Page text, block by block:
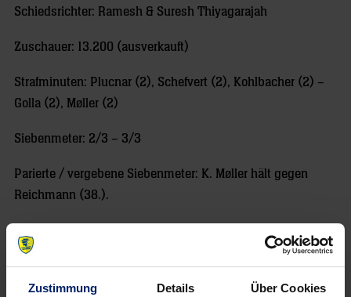
Zustimmung Details Über Cookies
Schiedsrichter: Ramesh & Suresh Thiyagarajah
Zuschauer: 13.200 (ausverkauft)
Strafminuten: Plucnar (2), Schefvert (2), Kohlbacher (2) –
Golla (2), Møller (2)
Siebenmeter: 2/3 – 3/3
Parierte / vergebene Siebenmeter: K. Møller hält gegen
Reichmann (38.).
17:22, 20:25, 22:27, 23:30, 26:35 (EN)